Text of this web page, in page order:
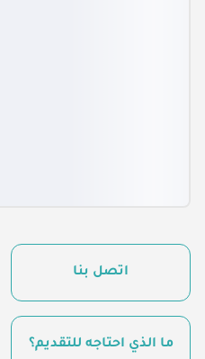
اتصل بنا
ما الذي أحتاجه للتقديم؟